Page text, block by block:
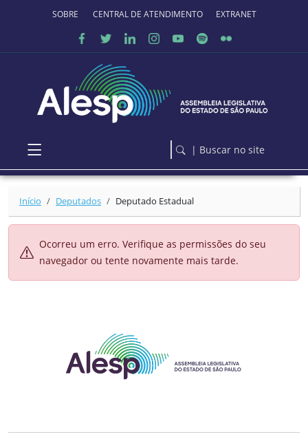
Ir para o conteúdo principal
SOBRE O PORTALCENTRAL DE ATENDIMENTO EXTRANET
| Buscar no site
Início Deputados Deputado Estadual
Ocorreu um erro. Verifique as permissões do seu
navegador ou tente novamente mais tarde.